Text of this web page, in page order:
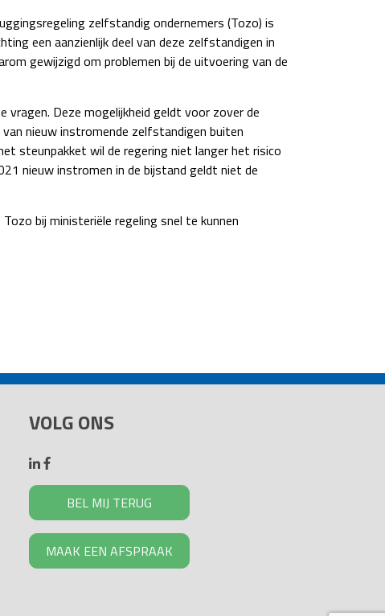
zelfstandig ondernemers (Tozo) is
een aanzienlijk deel van deze zelfstandigen in
gewijzigd om problemen bij de uitvoering van de
vragen. Deze mogelijkheid geldt voor zover de
nieuw instromende zelfstandigen buiten
steunpakket wil de regering niet langer het risico
nieuw instromen in de bijstand geldt niet de
bij ministeriële regeling snel te kunnen
VOLG ONS
BEL MIJ TERUG
MAAK EEN AFSPRAAK